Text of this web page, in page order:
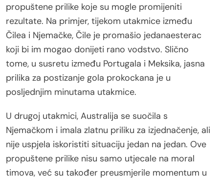
propuštene prilike koje su mogle promijeniti
rezultate. Na primjer, tijekom utakmice između
Čilea i Njemačke, Čile je promašio jedanaesterac
koji bi im mogao donijeti rano vodstvo. Slično
tome, u susretu između Portugala i Meksika, jasna
prilika za postizanje gola prokockana je u
posljednjim minutama utakmice.
U drugoj utakmici, Australija se suočila s
Njemačkom i imala zlatnu priliku za izjednačenje, ali
nije uspjela iskoristiti situaciju jedan na jedan. Ove
propuštene prilike nisu samo utjecale na moral
timova, već su također preusmjerile momentum u